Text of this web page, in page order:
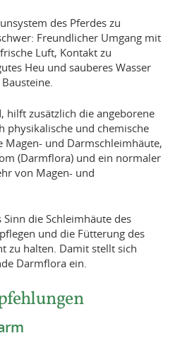
des Pferdes zu
Freundlicher Umgang mit
Luft, Kontakt zu
Heu und sauberes Wasser
hilft zusätzlich die angeborene
physikalische und chemische
Magen- und Darmschleimhäute,
(Darmflora) und ein normaler
von Magen- und
die Schleimhäute des
und die Fütterung des
zu halten. Damit stellt sich
Darmflora ein.